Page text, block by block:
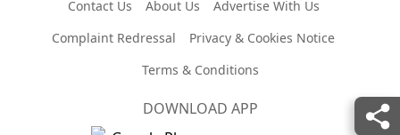
Contact Us About Us
Advertise With Us
Complaint Redressal
Privacy & Cookies Notice
Terms & Conditions
DOWNLOAD APP